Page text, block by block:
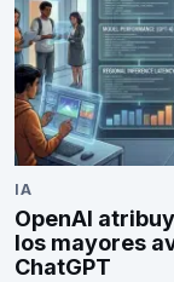
IA
OpenAI
los mayores
ChatGPT